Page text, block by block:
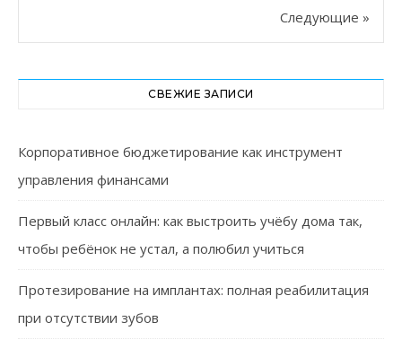
Следующие »
СВЕЖИЕ ЗАПИСИ
Корпоративное бюджетирование как инструмент
управления финансами
Первый класс онлайн: как выстроить учёбу дома так,
чтобы ребёнок не устал, а полюбил учиться
Протезирование на имплантах: полная реабилитация
при отсутствии зубов